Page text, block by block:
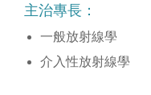
主治專長：
一般放射線學
介入性放射線學